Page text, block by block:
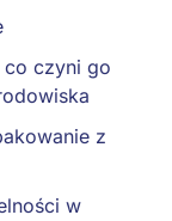
co czyni go
z
w